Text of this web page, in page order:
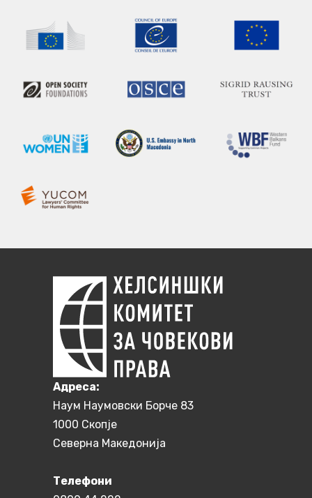
Aдреса:
Наум Наумовски Борче 83
1000 Скопје
Северна Македонија
Телефони